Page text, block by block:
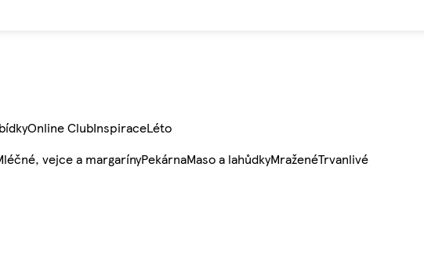
Online ClubInspiraceLéto
vejce a margarínyPekárnaMaso a lahůdkyMraženéTrvanlivé